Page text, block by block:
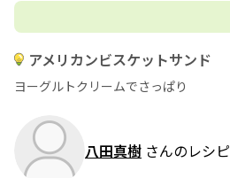
アメリカンビスケットサンド
ヨーグルトクリームでさっぱり
八田真樹 さんのレシピ